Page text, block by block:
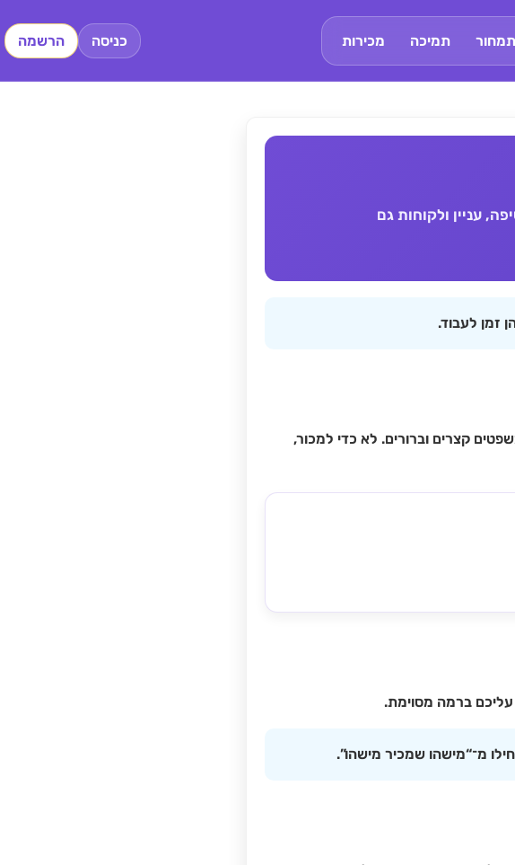
תמחור תמיכה מכירות כניסה הרשמה
עניין ולקוחות גם
קצרים וברורים. לא כדי למכור,
ברמה מסוימת.
מ־“מישהו שמכיר מישהו”.